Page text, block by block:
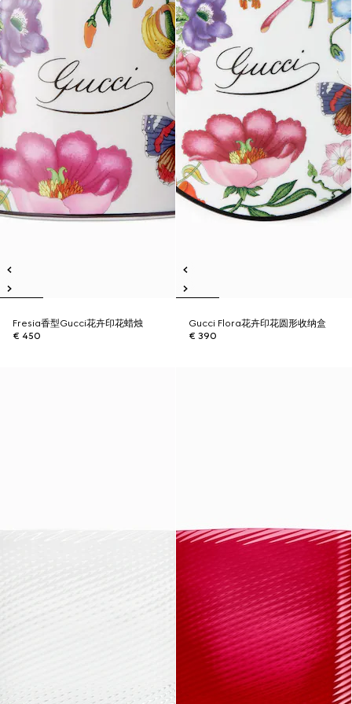
Fresia香型Gucci花卉印花蜡烛
€ 450
Gucci Flora花卉印花圆形收纳盒
€ 390